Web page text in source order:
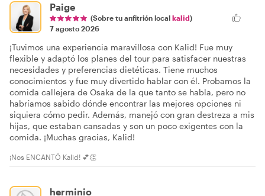
Paige
(Sobre tu anfitrión local kalid)
7 agosto 2026
¡Tuvimos una experiencia maravillosa con Kalid! Fue muy
flexible y adaptó los planes del tour para satisfacer nuestras
necesidades y preferencias dietéticas. Tiene muchos
conocimientos y fue muy divertido hablar con él. Probamos la
comida callejera de Osaka de la que tanto se habla, pero no
habríamos sabido dónde encontrar las mejores opciones ni
siquiera cómo pedir. Además, manejó con gran destreza a mis
hijas, que estaban cansadas y son un poco exigentes con la
comida. ¡Muchas gracias, Kalid!
¡Nos ENCANTÓ Kalid! 💕👏
herminio